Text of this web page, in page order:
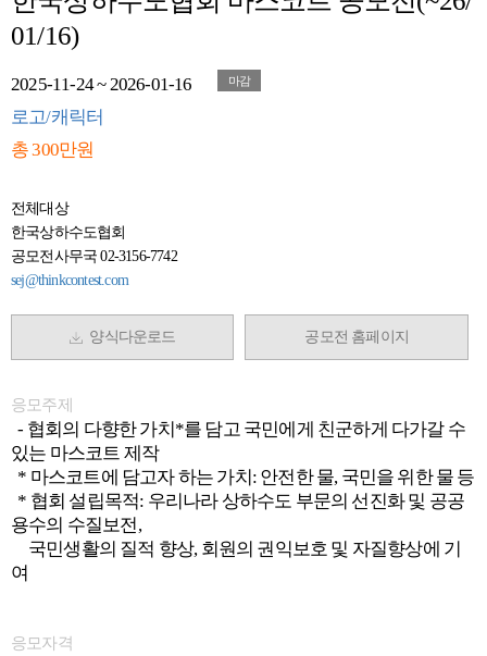
01/16)
2025-11-24 ~ 2026-01-16 마감
로고/캐릭터
총 300만원
전체대상
한국상하수도협회
공모전사무국 02-3156-7742
sej@thinkcontest.com
양식다운로드 공모전 홈페이지
응모주제
- 협회의 다향한 가치*를 담고 국민에게 친군하게 다가갈 수
있는 마스코트 제작
* 마스코트에 담고자 하는 가치: 안전한 물, 국민을 위한 물 등
* 협회 설립목적: 우리나라 상하수도 부문의 선진화 및 공공
용수의 수질보전,
국민생활의 질적 향상, 회원의 권익보호 및 자질향상에 기
여
응모자격